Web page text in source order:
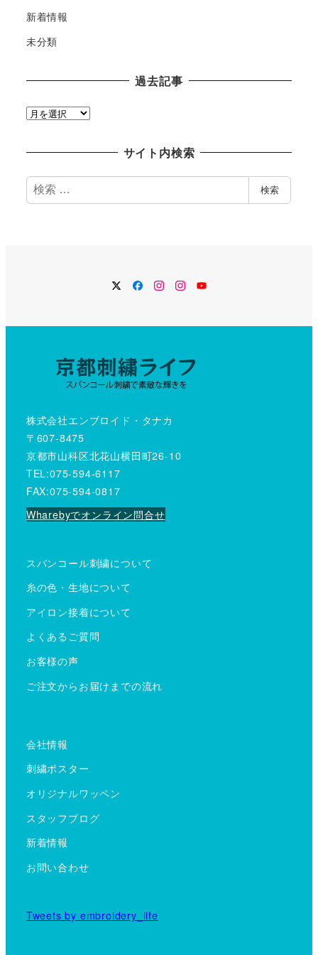
新着情報
未分類
過去記事
過
サイト内検索
検
索
検索
TwitterFacebook
Instagram
Instagram
YouTube
株式会社エンブロイド・タナカ
〒607-8475
京都市山科区北花山横田町26-10
TEL:075-594-6117
FAX:075-594-0817
Wharebyでオンライン問合せ
スパンコール刺繍について
糸の色・生地について
アイロン接着について
よくあるご質問
お客様の声
ご注文からお届けまでの流れ
会社情報
刺繍ポスター
オリジナルワッペン
スタッフブログ
新着情報
お問い合わせ
Tweets by embroidery_life